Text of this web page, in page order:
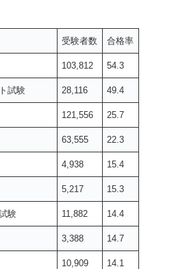
受験者数 合格率
103,812 54.3
試験 28,116 49.4
121,556 25.7
63,555 22.3
4,938 15.4
5,217 15.3
験 11,882 14.4
3,388 14.7
10,909 14.1